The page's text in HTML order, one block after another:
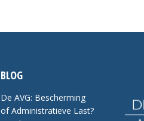
BLOG
De AVG: Bescherming
of Administratieve Last?